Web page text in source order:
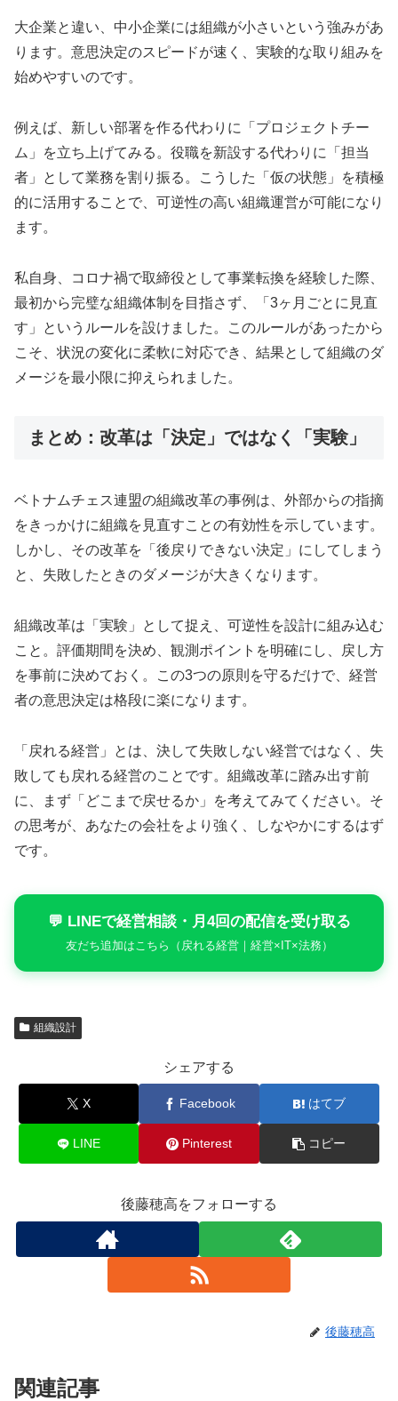
大企業と違い、中小企業には組織が小さいという強みがあ
ります。意思決定のスピードが速く、実験的な取り組みを
始めやすいのです。
例えば、新しい部署を作る代わりに「プロジェクトチー
ム」を立ち上げてみる。役職を新設する代わりに「担当
者」として業務を割り振る。こうした「仮の状態」を積極
的に活用することで、可逆性の高い組織運営が可能になり
ます。
私自身、コロナ禍で取締役として事業転換を経験した際、
最初から完璧な組織体制を目指さず、「3ヶ月ごとに見直
す」というルールを設けました。このルールがあったから
こそ、状況の変化に柔軟に対応でき、結果として組織のダ
メージを最小限に抑えられました。
まとめ：改革は「決定」ではなく「実験」
ベトナムチェス連盟の組織改革の事例は、外部からの指摘
をきっかけに組織を見直すことの有効性を示しています。
しかし、その改革を「後戻りできない決定」にしてしまう
と、失敗したときのダメージが大きくなります。
組織改革は「実験」として捉え、可逆性を設計に組み込む
こと。評価期間を決め、観測ポイントを明確にし、戻し方
を事前に決めておく。この3つの原則を守るだけで、経営
者の意思決定は格段に楽になります。
「戻れる経営」とは、決して失敗しない経営ではなく、失
敗しても戻れる経営のことです。組織改革に踏み出す前
に、まず「どこまで戻せるか」を考えてみてください。そ
の思考が、あなたの会社をより強く、しなやかにするはず
です。
💬 LINEで経営相談・月4回の配信を受け取る
友だち追加はこちら（戻れる経営｜経営×IT×法務）
組織設計
シェアする
X Facebook はてブ
LINE Pinterest コピー
後藤穂高をフォローする
後藤穂高
関連記事